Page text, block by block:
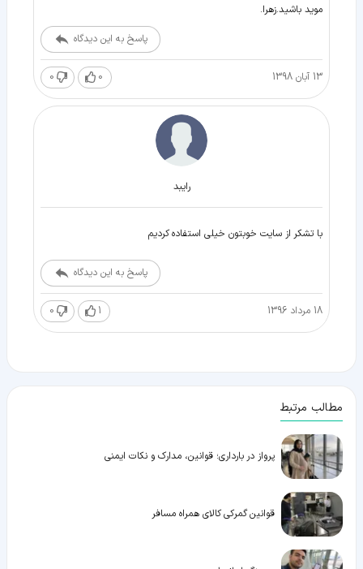
موید باشید.زهرا.
پاسخ به این دیدگاه
13 آبان 1398 0
0
رایبد
با تشکر از سایت خوبتون خیلی استفاده کردیم
پاسخ به این دیدگاه
18 مرداد 1396 1
0
مطالب مرتبط
پرواز در بارداری؛ قوانین، مدارک و نکات ایمنی
قوانین گمرکی کالای همراه مسافر